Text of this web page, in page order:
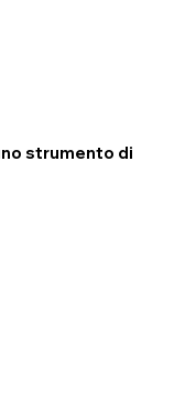
strumento di